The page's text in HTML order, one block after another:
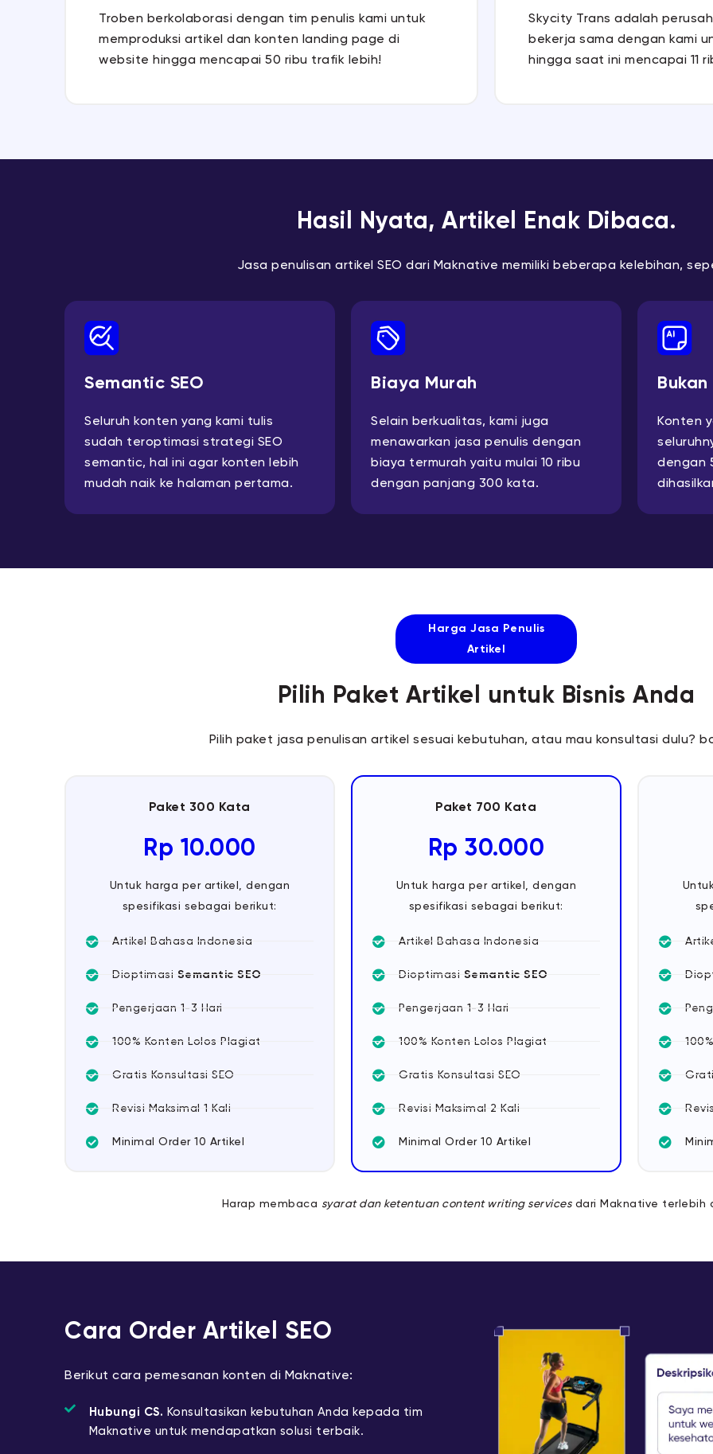
Troben berkolaborasi dengan tim penulis kami untuk
memproduksi artikel dan konten landing page di
website hingga mencapai 50 ribu trafik lebih!
Skycity Trans adalah
bekerja sama dengan kami
hingga saat ini mencapai 11
Hasil Nyata, Artikel Enak Dibaca.
Jasa penulisan artikel SEO dari Maknative memiliki beberapa kelebihan,
Semantic SEO
Seluruh konten yang kami tulis
sudah teroptimasi strategi SEO
semantic, hal ini agar konten lebih
mudah naik ke halaman pertama.
Biaya Murah
Selain berkualitas, kami juga
menawarkan jasa penulis dengan
biaya termurah yaitu mulai 10 ribu
dengan panjang 300 kata.
Konten
dengan
Harga Jasa Penulis
Artikel
Pilih Paket Artikel untuk Bisnis Anda
Pilih paket jasa penulisan artikel sesuai kebutuhan, atau mau konsultasi dulu?
Paket 300 Kata
Rp 10.000
Untuk harga per artikel, dengan
spesifikasi sebagai berikut:
Artikel Bahasa Indonesia
Dioptimasi Semantic SEO
Pengerjaan 1-3 Hari
100% Konten Lolos Plagiat
Gratis Konsultasi SEO
Revisi Maksimal 1 Kali
Minimal Order 10 Artikel
Paket 700 Kata
Rp 30.000
Untuk harga per artikel, dengan
spesifikasi sebagai berikut:
Artikel Bahasa Indonesia
Dioptimasi Semantic SEO
Pengerjaan 1-3 Hari
100% Konten Lolos Plagiat
Gratis Konsultasi SEO
Revisi Maksimal 2 Kali
Minimal Order 10 Artikel
Harap membaca syarat dan ketentuan content writing servicesdari Maknative terlebih
Cara Order Artikel SEO
Berikut cara pemesanan konten di Maknative:
Hubungi CS. Konsultasikan kebutuhan Anda kepada tim
Maknative untuk mendapatkan solusi terbaik.